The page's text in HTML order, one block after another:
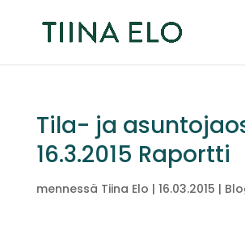
Tila- ja
16.3.2015 Raportti
mennessä Tiina Elo | 16.03.2015 |